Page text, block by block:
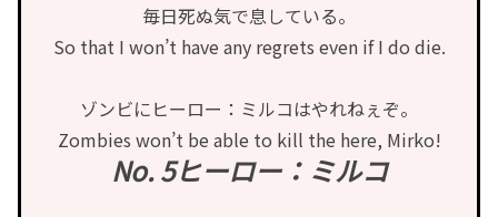
毎日死ぬ気で息している。
So that I won’t have any regrets even if I do die.
ゾンビにヒーロー：ミルコはやれねぇぞ。
Zombies won’t be able to kill the here, Mirko!
No. 5ヒーロー：ミルコ